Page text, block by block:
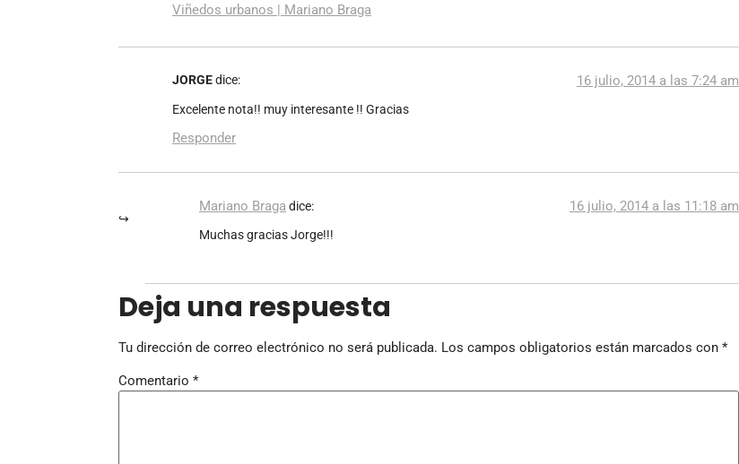
Viñedos urbanos | Mariano Braga
JORGEdice: 16 julio, 2014 a las 7:24 am
Excelente nota!! muy interesante !! Gracias
Responder
Mariano Braga dice: 16 julio, 2014 a las 11:18 am
Muchas gracias Jorge!!!
Deja una respuesta
Tu dirección de correo electrónico no será publicada. Los campos obligatorios están marcados con *
Comentario *